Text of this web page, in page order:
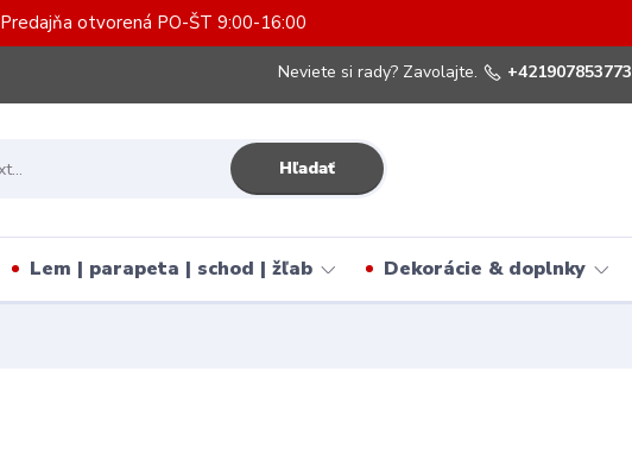
Predajňa otvorená PO-ŠT 9:00-16:00
Hľadať
Neviete si rady? Zavolajte. +421907853773
Lem | parapeta | schod | žľab Dekorácie & doplnky